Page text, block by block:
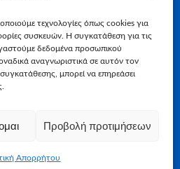
τεχνολογίες όπως cookies για
συσκευών. Η συγκατάθεση για τις
δεδομένα προσωπικού
αναγνωριστικά σε αυτόν τον
μπορεί να επηρεάσει
Προβολή προτιμήσεων
Απορρήτου